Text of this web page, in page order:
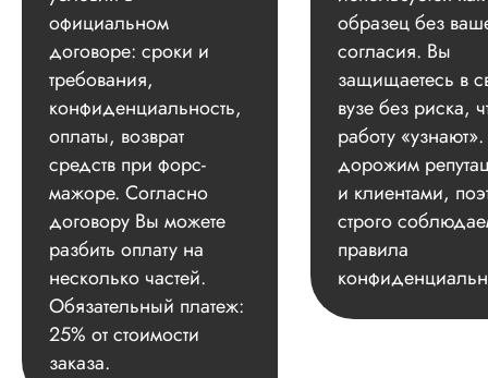
официальном
договоре: сроки и
требования,
конфиденциальность,
оплаты, возврат
средств при форс-
мажоре. Согласно
договору Вы можете
разбить оплату на
несколько частей.
Обязательный платеж:
25% от стоимости
заказа.
образец без
согласия. Вы
защищаетесь в
вузе без риска,
работу
дорожим
и клиентами,
строго
правила